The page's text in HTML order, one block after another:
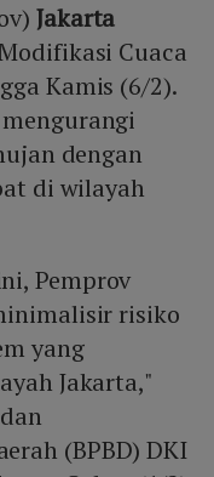
Jakarta
Cuaca
Kamis (6/2).
dengan
di wilayah
Pemprov
risiko
yang
Jakarta,"
(BPBD) DKI